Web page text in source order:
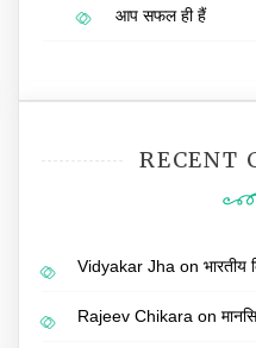
आप सफल ही हैं
RECENT
Vidyakar Jha on
Rajeev Chikara on